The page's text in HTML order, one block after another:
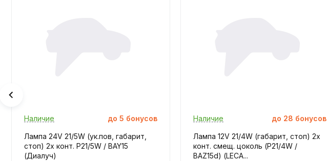
Наличие до 5 бонусов
Лампа 24V 21/5W (ук.пов, габарит,
стоп) 2х конт. P21/5W / BAY15
(Диалуч)
Наличие до 28 бонусов
Лампа 12V 21/4W (габарит, стоп) 2х
конт. смещ. цоколь (P21/4W /
BAZ15d) (LECA...